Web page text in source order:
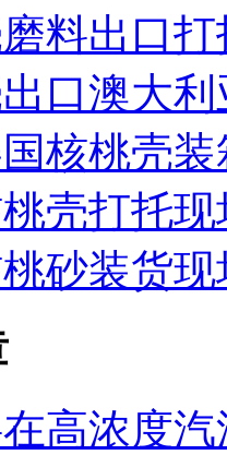
料出口
口澳大
核桃壳装
壳打托现
砂装货现
高浓度